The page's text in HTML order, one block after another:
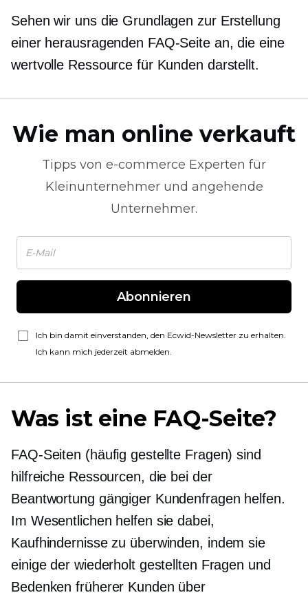
Sehen wir uns die Grundlagen zur Erstellung
einer herausragenden FAQ-Seite an, die eine
wertvolle Ressource für Kunden darstellt.
Wie man online verkauft
Tipps von e-commerce Experten für
Kleinunternehmer und angehende
Unternehmer.
Abonnieren
Ich bin damit einverstanden, den Ecwid-Newsletter zu erhalten.
Ich kann mich jederzeit abmelden.
Was ist eine FAQ-Seite?
FAQ-Seiten (häufig gestellte Fragen) sind
hilfreiche Ressourcen, die bei der
Beantwortung gängiger Kundenfragen helfen.
Im Wesentlichen helfen sie dabei,
Kaufhindernisse zu überwinden, indem sie
einige der wiederholt gestellten Fragen und
Bedenken früherer Kunden über